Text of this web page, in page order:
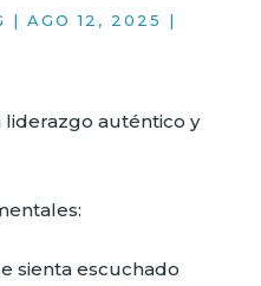
| AGO 12, 2025
|
auténtico y
sienta escuchado